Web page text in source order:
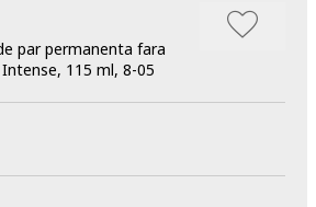
par permanenta fara
115 ml, 8-05